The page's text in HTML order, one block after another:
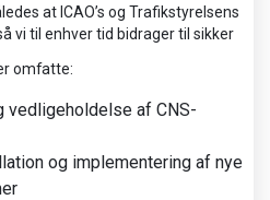
at ICAO’s og Trafikstyrelsens
vi til enhver tid bidrager til sikker
omfatte:
vedligeholdelse af CNS-
og implementering af nye